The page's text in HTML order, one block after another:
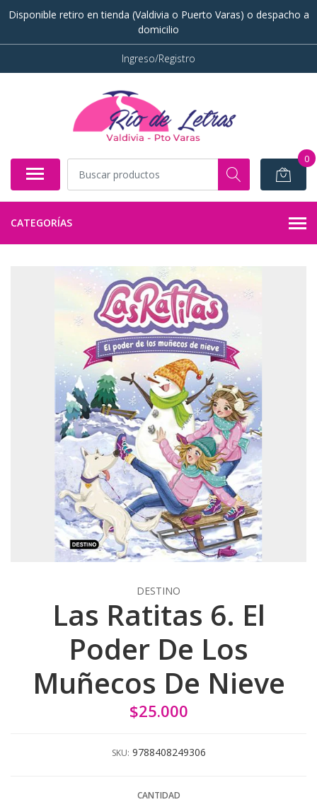
Disponible retiro en tienda (Valdivia o Puerto Varas) o despacho a
domicilio
Ingreso/Registro
0
CATEGORÍAS
DESTINO
Las Ratitas 6. El
Poder De Los
Muñecos De Nieve
$25.000
SKU: 9788408249306
CANTIDAD